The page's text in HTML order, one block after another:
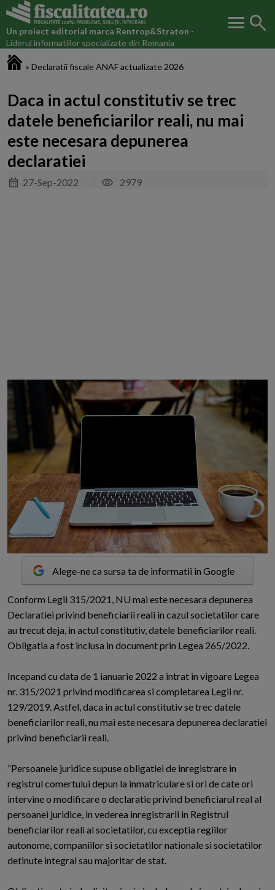
Un proiect editorial marca Rentrop&Straton -
Liderul informatiilor specializate din Romania
menu search
» Declaratii fiscale ANAF actualizate 2026
Daca in actul constitutiv se trec
datele beneficiarilor reali, nu mai
este necesara depunerea
declaratiei
27-Sep-2022 2979
Alege-ne ca sursa ta de informatii in Google
Conform Legii 315/2021, NU mai este necesara depunerea
Declaratiei privind beneficiarii reali in cazul societatilor care
au trecut deja, in actul constitutiv, datele beneficiarilor reali.
Obligatia a fost inclusa in document prin Legea 265/2022.
Incepand cu data de 1 ianuarie 2022 a intrat in vigoare Legea
nr. 315/2021 privind modificarea si completarea Legii nr.
129/2019. Astfel, daca in actul constitutiv se trec datele
beneficiarilor reali, nu mai este necesara depunerea declaratiei
privind beneficiarii reali.
”Persoanele juridice supuse obligatiei de inregistrare in
registrul comertului depun la inmatriculare si ori de cate ori
intervine o modificare o declaratie privind beneficiarul real al
persoanei juridice, in vederea inregistrarii in Registrul
beneficiarilor reali al societatilor, cu exceptia regiilor
autonome, companiilor si societatilor nationale si societatilor
detinute integral sau majoritar de stat.